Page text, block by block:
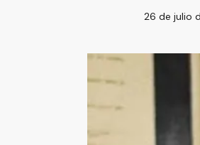
26 de julio